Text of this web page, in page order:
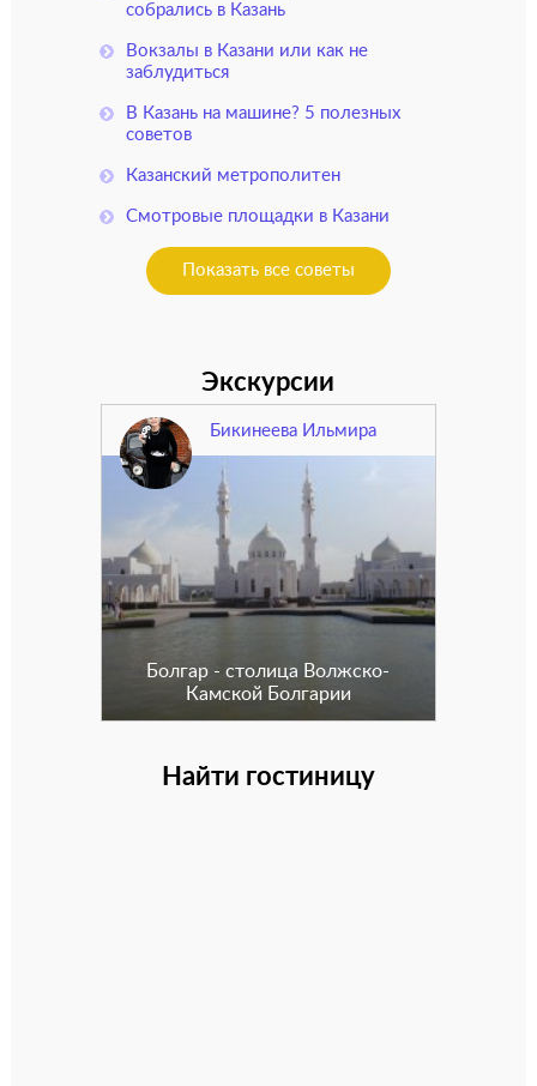
собрались в Казань
Вокзалы в Казани или как не
заблудиться
В Казань на машине? 5 полезных
советов
Казанский метрополитен
Смотровые площадки в Казани
Показать все советы
Экскурсии
Бикинеева Ильмира
Болгар - столица Волжско-
Камской Болгарии
Найти гостиницу